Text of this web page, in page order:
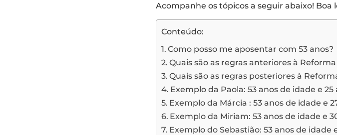
Acompanhe os tópicos a seguir abaixo! Boa
Conteúdo:
Como posso me aposentar com 53 anos?
Quais são as regras anteriores à
Quais são as regras posteriores à
Exemplo da Paola: 53 anos de idade e
Exemplo da Márcia : 53 anos de idade e
Exemplo da Miriam: 53 anos de idade e
Exemplo do Sebastião: 53 anos de idade